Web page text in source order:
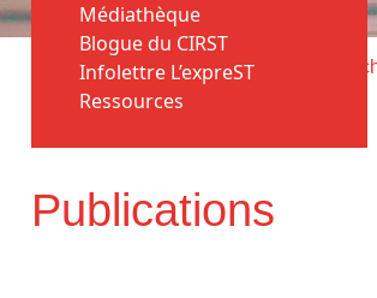
Accueil > Publications >
Publications
Médiathèque
Blogue du CIRST
Infolettre L’expreST
Ressources